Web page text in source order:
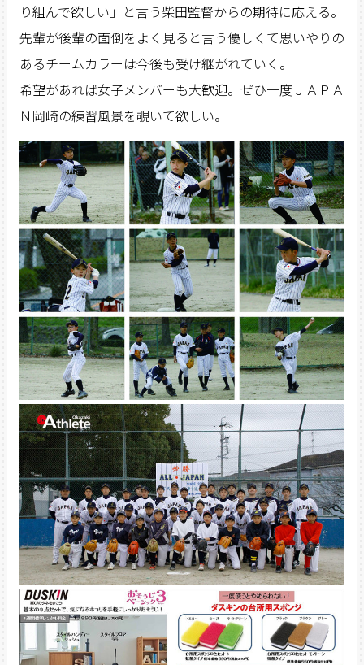
り組んで欲しい」と言う柴田監督からの期待に応える。
先輩が後輩の面倒をよく見ると言う優しくて思いやりの
あるチームカラーは今後も受け継がれていく。
希望があれば女子メンバーも大歓迎。ぜひ一度ＪＡＰＡ
Ｎ岡崎の練習風景を覗いて欲しい。